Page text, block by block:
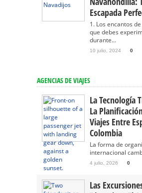
Escapada
1. Los encantos
que debes
durante...
10 julio, 2024 0
AGENCIAS DE VIAJES
La Tecnología
La
Viajes Entre
Colombia
La forma de
internacional
4 julio, 2026 0
Las